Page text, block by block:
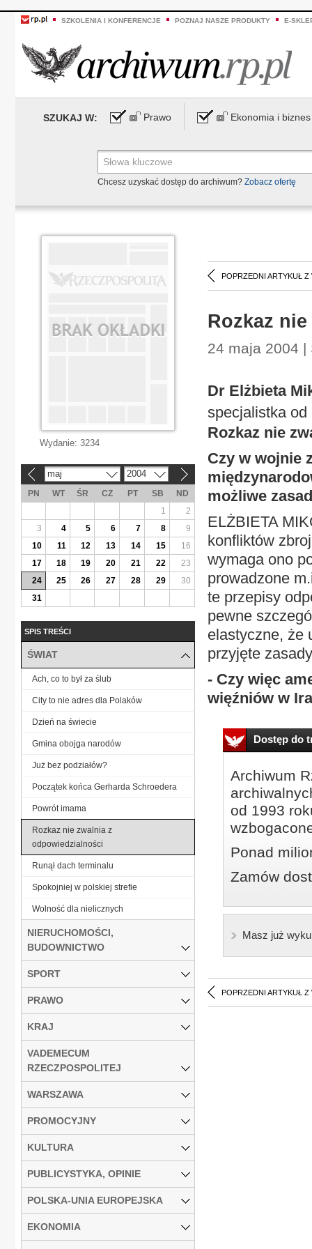
SZKOLENIA I KONFERENCJE POZNAJ NASZE PRODUKTY E-
SZUKAJ W: Prawo Ekonomia i biznes
Chcesz uzyskać dostęp do archiwum? Zobacz ofertę
POPRZEDNI ARTYKUŁ Z
Rozkaz
24 maja 2004 |
Dr Elżbieta
specjalistka
Rozkaz nie
Czy w wojnie
możliwe
ELŻBIETA
konfliktów
wymaga ono
prowadzone
te przepisy
pewne
elastyczne, że
przyjęte
- Czy więc
więźniów w
Dostęp do
Archiwum
od 1993
Ponad
Zamów
Masz już
POPRZEDNI ARTYKUŁ Z
Wydanie: 3234
maj 2004
PN WT ŚR CZ PT SB
ND
1
2
3
4 5 6 7 8
9
10
11 12 13 14 15
16
17
18 19 20 21 22
23
24
25 26 27 28 29
30
31
SPIS TREŚCI
ŚWIAT
Ach, co to był za ślub
City to nie adres dla Polaków
Dzień na świecie
Gmina obojga narodów
Już bez podziałów?
Początek końca Gerharda Schroedera
Powrót imama
Rozkaz nie zwalnia z
odpowiedzialności
Runął dach terminalu
Spokojniej w polskiej strefie
Wolność dla nielicznych
NIERUCHOMOŚCI,
BUDOWNICTWO
SPORT
PRAWO
KRAJ
VADEMECUM
RZECZPOSPOLITEJ
WARSZAWA
PROMOCYJNY
KULTURA
PUBLICYSTYKA, OPINIE
POLSKA-UNIA EUROPEJSKA
EKONOMIA